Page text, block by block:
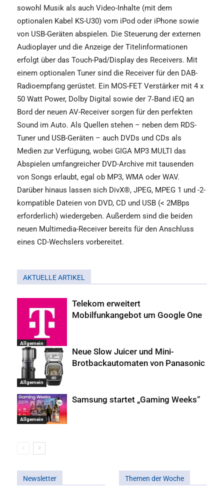
sowohl Musik als auch Video-Inhalte (mit dem
optionalen Kabel KS-U30) vom iPod oder iPhone sowie
von USB-Geräten abspielen. Die Steuerung der externen
Audioplayer und die Anzeige der Titel­informationen
erfolgt über das Touch-Pad/Display des Receivers. Mit
einem optionalen Tuner sind die Receiver für den DAB-
Radioempfang gerüstet. Ein MOS-FET Verstärker mit 4 x
50 Watt Power, Dolby Digital sowie der 7‑Band iEQ an
Bord der neuen AV-Receiver sorgen für den perfekten
Sound im Auto. Als Quellen stehen – neben dem RDS-
Tuner und USB-Geräten – auch DVDs und CDs als
Medien zur Verfügung, wobei GIGA MP3 MULTI das
Abspielen umfangreicher DVD-Archive mit tausenden
von Songs erlaubt, egal ob MP3, WMA oder WAV.
Darüber hinaus lassen sich DivX®, JPEG, MPEG 1 und -2-
kompatible Dateien von DVD, CD und USB (< 2MBps
erforderlich) wiedergeben. Außerdem sind die beiden
neuen Multimedia-Receiver bereits für den Anschluss
eines CD-Wechslers vorbereitet.
AKTUELLE ARTIKEL
Allgemein
Telekom erweitert
Mobilfunkangebot um Google One
Allgemein
Neue Slow Juicer und Mini-
Brotbackautomaten von Panasonic
Allgemein
Samsung startet „Gaming Weeks“
Newsletter Themen der Woche